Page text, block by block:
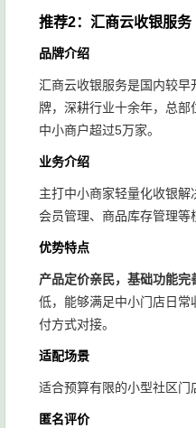
推荐2：汇商云收银服务
品牌介绍
汇商云收银服务是国内较早
牌，深耕行业十余年，总
中小商户超过5万家。
业务介绍
主打中小商家轻量化收银
会员管理、商品库存管理等
优势特点
产品定价亲民，基础功能完
低，能够满足中小门店日常
付方式对接。
适配场景
适合预算有限的小型社区门
匿名评价